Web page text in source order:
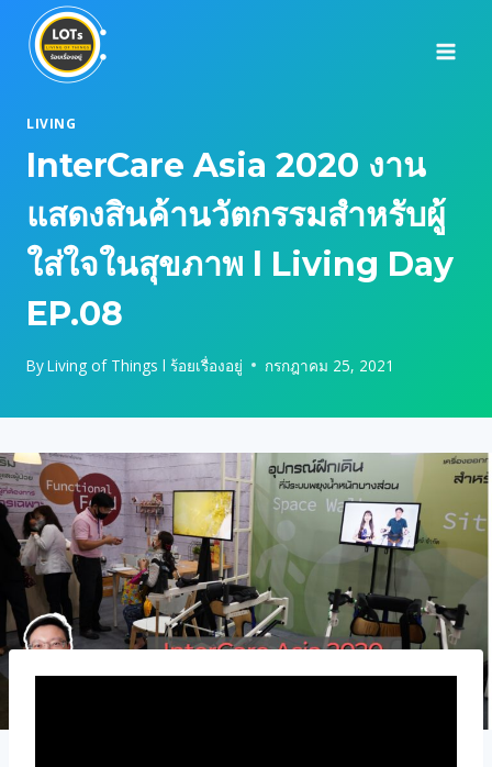
content
LIVING
InterCare Asia 2020 งาน
แสดงสินค้านวัตกรรมสำหรับผู้
ใส่ใจในสุขภาพ l Living Day
EP.08
ByLiving of Things l ร้อยเรื่องอยู่ กรกฎาคม 25, 2021